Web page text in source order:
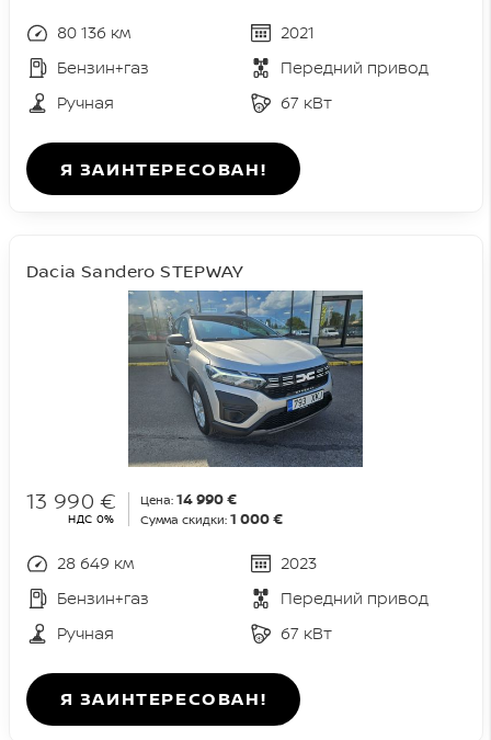
80 136 км
2021
Бензин+газ
Передний привод
Ручная
67 кВт
Я ЗАИНТЕРЕСОВАН!
Dacia Sandero STEPWAY
13 990 €
НДС 0%
Цена: 14 990 €
Сумма скидки: 1 000 €
28 649 км
2023
Бензин+газ
Передний привод
Ручная
67 кВт
Я ЗАИНТЕРЕСОВАН!